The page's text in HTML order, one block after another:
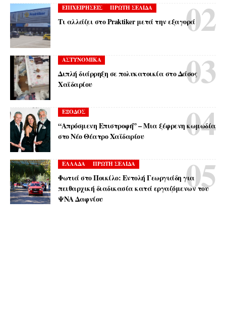
ΕΠΙΧΕΙΡΗΣΕΙΣ ΠΡΩΤΗ ΣΕΛΙΔΑ
Τι αλλάζει στο Praktiker μετά την εξαγορά
ΑΣΤΥΝΟΜΙΚΑ
Διπλή διάρρηξη σε πολυκατοικία στο Δάσος
Χαϊδαρίου
ΕΞΟΔΟΣ
“Απρόσμενη Επιστροφή” – Μια ξέφρενη κωμωδία
στο Νέο Θέατρο Χαϊδαρίου
ΕΛΛΑΔΑ ΠΡΩΤΗ ΣΕΛΙΔΑ
Φωτιά στο Ποικίλο: Εντολή Γεωργιάδη για
πειθαρχική διαδικασία κατά εργαζόμενων του
ΨΝΑ Δαφνίου